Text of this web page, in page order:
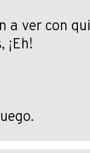
a ver con
¡Eh!